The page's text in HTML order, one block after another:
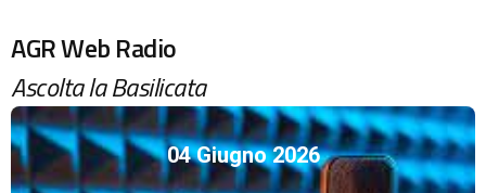
AGR Web Radio
Ascolta la Basilicata
04 Giugno 2026